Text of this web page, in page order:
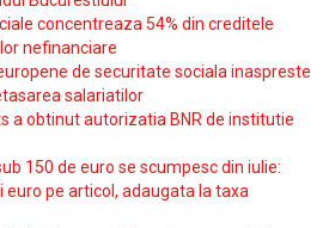
concentreaza 54% din creditele
nefinanciare
de securitate sociala inaspreste
salariatilor
a obtinut autorizatia BNR de institutie
150 de euro se scumpesc din iulie:
pe articol, adaugata la taxa